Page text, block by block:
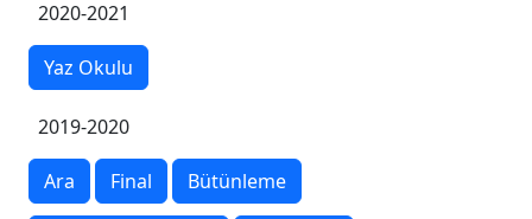
2020-2021
Yaz Okulu
2019-2020
Ara Final Bütünleme